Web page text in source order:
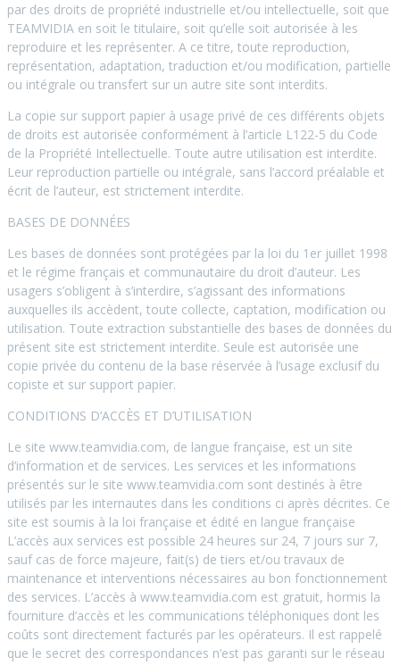
par des droits de propriété industrielle et/ou intellectuelle, soit que
TEAMVIDIA en soit le titulaire, soit qu’elle soit autorisée à les
reproduire et les représenter. A ce titre, toute reproduction,
représentation, adaptation, traduction et/ou modification, partielle
ou intégrale ou transfert sur un autre site sont interdits.
La copie sur support papier à usage privé de ces différents objets
de droits est autorisée conformément à l’article L122-5 du Code
de la Propriété Intellectuelle. Toute autre utilisation est interdite.
Leur reproduction partielle ou intégrale, sans l’accord préalable et
écrit de l’auteur, est strictement interdite.
BASES DE DONNÉES
Les bases de données sont protégées par la loi du 1er juillet 1998
et le régime français et communautaire du droit d’auteur. Les
usagers s’obligent à s’interdire, s’agissant des informations
auxquelles ils accèdent, toute collecte, captation, modification ou
utilisation. Toute extraction substantielle des bases de données du
présent site est strictement interdite. Seule est autorisée une
copie privée du contenu de la base réservée à l’usage exclusif du
copiste et sur support papier.
CONDITIONS D’ACCÈS ET D’UTILISATION
Le site www.teamvidia.com, de langue française, est un site
d’information et de services. Les services et les informations
présentés sur le site www.teamvidia.com sont destinés à être
utilisés par les internautes dans les conditions ci après décrites. Ce
site est soumis à la loi française et édité en langue française
L’accès aux services est possible 24 heures sur 24, 7 jours sur 7,
sauf cas de force majeure, fait(s) de tiers et/ou travaux de
maintenance et interventions nécessaires au bon fonctionnement
des services. L’accès à www.teamvidia.com est gratuit, hormis la
fourniture d’accès et les communications téléphoniques dont les
coûts sont directement facturés par les opérateurs. Il est rappelé
que le secret des correspondances n’est pas garanti sur le réseau